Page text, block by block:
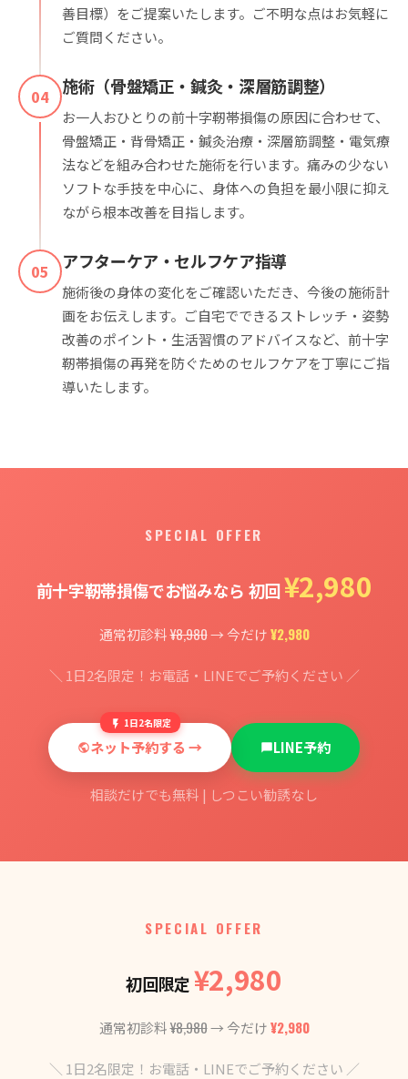
善目標）をご提案いたします。ご不明な点はお気軽に
ご質問ください。
04 施術（骨盤矯正・鍼灸・深層筋調整）
お一人おひとりの前十字靭帯損傷の原因に合わせて、
骨盤矯正・背骨矯正・鍼灸治療・深層筋調整・電気療
法などを組み合わせた施術を行います。痛みの少ない
ソフトな手技を中心に、身体への負担を最小限に抑え
ながら根本改善を目指します。
05 アフターケア・セルフケア指導
施術後の身体の変化をご確認いただき、今後の施術計
画をお伝えします。ご自宅でできるストレッチ・姿勢
改善のポイント・生活習慣のアドバイスなど、前十字
靭帯損傷の再発を防ぐためのセルフケアを丁寧にご指
導いたします。
SPECIAL OFFER
前十字靭帯損傷でお悩みなら 初回¥2,980
通常初診料¥8,980→ 今だけ¥2,980
＼ 1日2名限定！お電話・LINEでご予約ください ／
1日2名限定
ネット予約する → LINE予約
相談だけでも無料 | しつこい勧誘なし
SPECIAL OFFER
初回限定¥2,980
通常初診料¥8,980→ 今だけ¥2,980
＼ 1日2名限定！お電話・LINEでご予約ください ／